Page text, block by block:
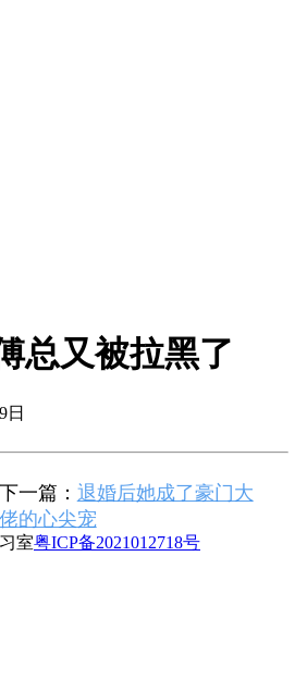
总又被拉黑了
日
下一篇： 退婚后她成了豪门大
佬的心尖宠
室粤ICP备2021012718号